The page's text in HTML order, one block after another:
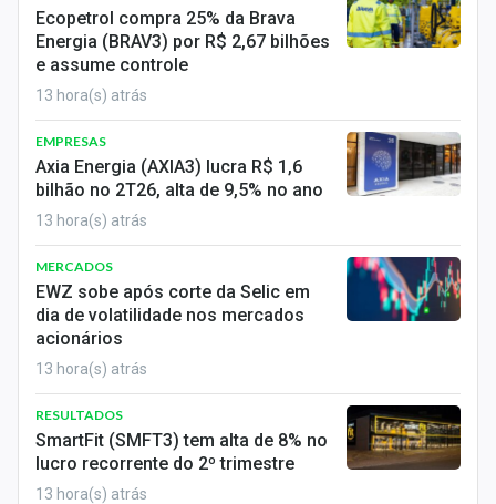
Ecopetrol compra 25% da Brava
Energia (BRAV3) por R$ 2,67 bilhões
e assume controle
13 hora(s) atrás
EMPRESAS
Axia Energia (AXIA3) lucra R$ 1,6
bilhão no 2T26, alta de 9,5% no ano
13 hora(s) atrás
MERCADOS
EWZ sobe após corte da Selic em
dia de volatilidade nos mercados
acionários
13 hora(s) atrás
RESULTADOS
SmartFit (SMFT3) tem alta de 8% no
lucro recorrente do 2º trimestre
13 hora(s) atrás